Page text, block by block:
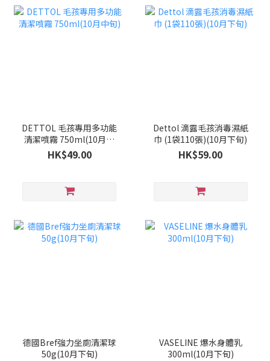
DETTOL 毛孩專用多功能
清潔噴霧 750ml(10月中
旬)
HK$49.00
Dettol 滴露毛孩消毒濕紙
巾 (1袋110張)(10月下旬)
HK$59.00
德國Bref強力坐廁清潔球
50g(10月下旬)
VASELINE 爆水身體乳
300ml(10月下旬)